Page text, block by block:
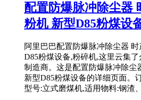
配置防爆脉冲除尘器
粉机 新型D85粉煤设
阿里巴巴配置防爆脉冲除尘器
D85粉煤设备,粉碎机,这里云集
制造商。这是配置防爆脉冲除尘
新型D85粉煤设备的详细页面。
型号:立式磨煤机,适用物料:钢渣